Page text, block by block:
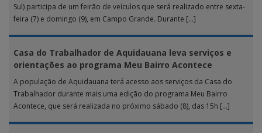
Sul) participa de um feirão de veículos que será realizado entre sexta-
feira (7) e domingo (9), em Campo Grande. Durante […]
Casa do Trabalhador de Aquidauana leva serviços e
orientações ao programa Meu Bairro Acontece
A população de Aquidauana terá acesso aos serviços da Casa do
Trabalhador durante mais uma edição do programa Meu Bairro
Acontece, que será realizada no próximo sábado (8), das 15h […]